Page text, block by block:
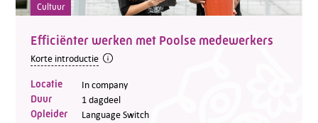
Cultuur
Efficiënter werken met Poolse medewerkers
Korte introductie
Locatie In company
Duur 1 dagdeel
Opleider Language Switch